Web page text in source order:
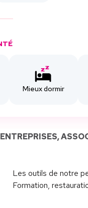
Mieux dormir
Les outils de notre
Formation,